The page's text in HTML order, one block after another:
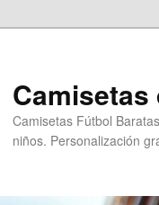
Camisetas
Camisetas Fútbol
niños. Personalización